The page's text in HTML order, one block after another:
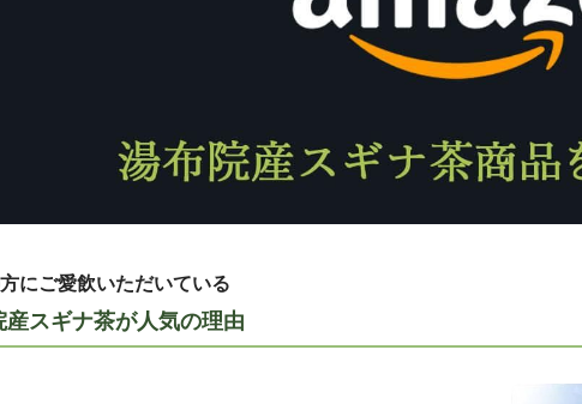
にご愛飲いただいている
産スギナ茶が人気の理由